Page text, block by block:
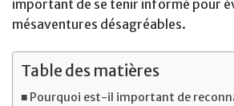
important de se tenir informé pour
mésaventures désagréables.
Table des matières
Pourquoi est-il important de